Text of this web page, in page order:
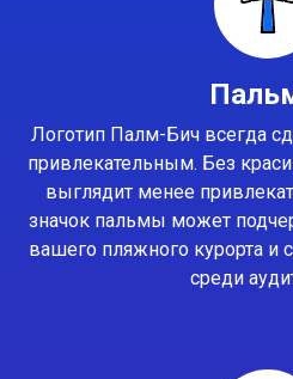
Логотип Палм-Бич всегда
привлекательным. Без
выглядит менее
значок пальмы может
вашего пляжного курорта и
среди